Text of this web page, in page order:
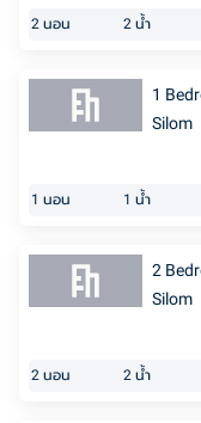
2 นอน 2 น้ำ
1
Silom
1 นอน 1 น้ำ
2
Silom
2 นอน 2 น้ำ